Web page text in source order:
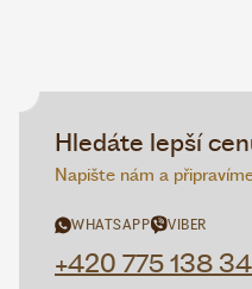
Hledáte lepší
Napište nám a
WHATSAPP VIBER
+420 775 138